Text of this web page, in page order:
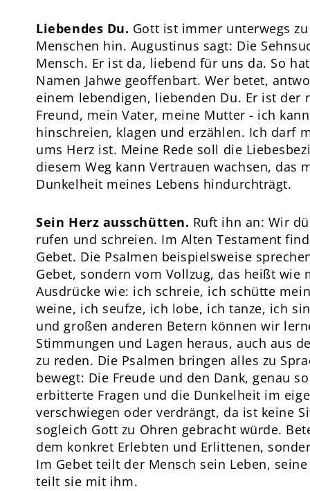
Liebendes Du. Gott ist immer unterwegs
Menschen hin. Augustinus sagt: Die
Mensch. Er ist da, liebend für uns da. So
Namen Jahwe geoffenbart. Wer betet,
einem lebendigen, liebenden Du. Er ist der
Freund, mein Vater, meine Mutter - ich
hinschreien, klagen und erzählen. Ich darf
ums Herz ist. Meine Rede soll die
diesem Weg kann Vertrauen wachsen, das
Dunkelheit meines Lebens hindurchträgt.
Sein Herz ausschütten. Ruft ihn an: Wir
rufen und schreien. Im Alten Testament
Gebet. Die Psalmen beispielsweise
Gebet, sondern vom Vollzug, das heißt wie
Ausdrücke wie: ich schreie, ich schütte
weine, ich seufze, ich lobe, ich tanze, ich
und großen anderen Betern können wir
Stimmungen und Lagen heraus, auch aus
zu reden. Die Psalmen bringen alles zu
bewegt: Die Freude und den Dank, genau
erbitterte Fragen und die Dunkelheit im
verschwiegen oder verdrängt, da ist keine
sogleich Gott zu Ohren gebracht würde.
dem konkret Erlebten und Erlittenen,
Im Gebet teilt der Mensch sein Leben,
teilt sie mit ihm.